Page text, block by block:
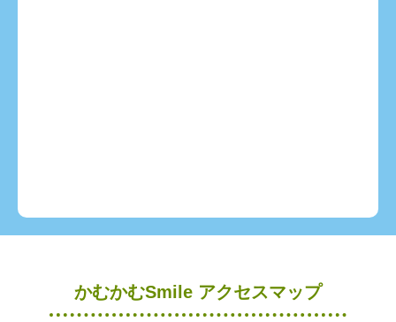
かむかむSmile アクセスマップ